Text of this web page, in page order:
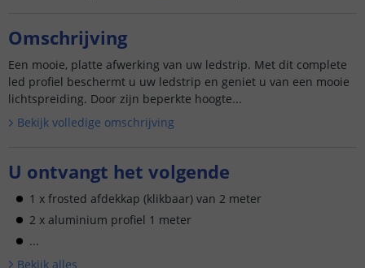
Omschrijving
Een mooie, platte afwerking van uw ledstrip. Met dit complete
led profiel beschermt u uw ledstrip en geniet u van een mooie
lichtspreiding. Door zijn beperkte hoogte...
Bekijk volledige omschrijving
U ontvangt het volgende
1 x frosted afdekkap (klikbaar) van 2 meter
2 x aluminium profiel 1 meter
...
Bekijk alles